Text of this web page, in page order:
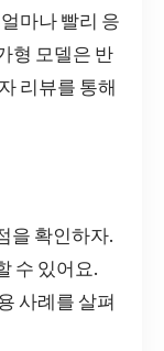
마나 빨리 응
형 모델은 반
리뷰를 통해
을 확인하자.
수 있어요.
사례를 살펴